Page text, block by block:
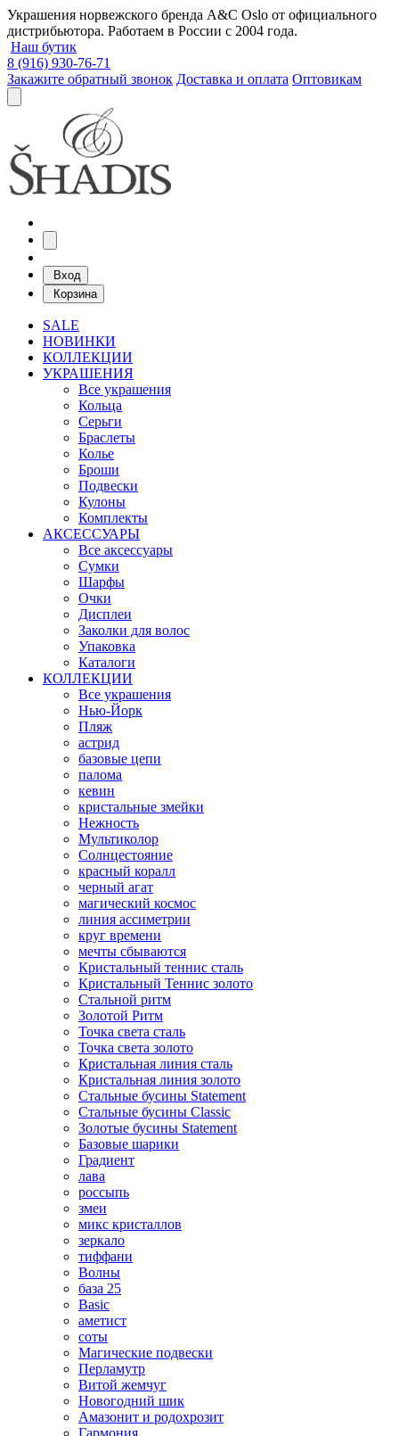
Украшения норвежского бренда A&C Oslo от официального
дистрибьютора. Работаем в России с 2004 года.
Наш бутик
8 (916) 930-76-71
Закажите обратный звонок Доставка и оплата Оптовикам
Вход
Корзина
SALE
НОВИНКИ
КОЛЛЕКЦИИ
УКРАШЕНИЯ
Все украшения
Кольца
Серьги
Браслеты
Колье
Броши
Подвески
Кулоны
Комплекты
АКСЕССУАРЫ
Все аксессуары
Сумки
Шарфы
Очки
Дисплеи
Заколки для волос
Упаковка
Каталоги
КОЛЛЕКЦИИ
Все украшения
Нью-Йорк
Пляж
астрид
базовые цепи
палома
кевин
кристальные змейки
Нежность
Мультиколор
Солнцестояние
красный коралл
черный агат
магический космос
линия ассиметрии
круг времени
мечты сбываются
Кристальный теннис сталь
Кристальный Теннис золото
Стальной ритм
Золотой Ритм
Точка света сталь
Точка света золото
Кристальная линия сталь
Кристальная линия золото
Стальные бусины Statement
Стальные бусины Classic
Золотые бусины Statement
Базовые шарики
Градиент
лава
россыпь
змеи
микс кристаллов
зеркало
тиффани
Волны
база 25
Basic
аметист
соты
Магические подвески
Перламутр
Витой жемчуг
Новогодний шик
Амазонит и родохрозит
Гармония